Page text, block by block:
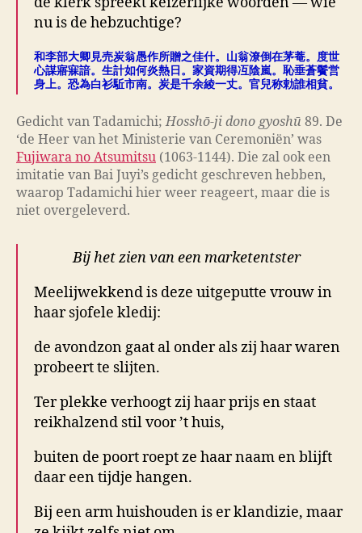
nu is de hebzuchtige?
和李部大卿見売炭翁愚作所贈之佳什。山翁潦倒在茅菴。度世
心謀寤寐諳。生計如何炎熱日。家資期得冱陰嵐。恥垂蒼鬢営
身上。恐為白衫駈市南。炭是千余綾一丈。官兒称勅誰相貧。
Gedicht van Tadamichi;Hosshō-ji dono gyoshū 89. De
‘de Heer van het Ministerie van Ceremoniën’ was
Fujiwara no Atsumitsu (1063-1144). Die zal ook een
imitatie van Bai Juyi’s gedicht geschreven hebben,
waarop Tadamichi hier weer reageert, maar die is
niet overgeleverd.
Bij het zien van een marketentster
Meelijwekkend is deze uitgeputte vrouw in
haar sjofele kledij:
de avondzon gaat al onder als zij haar waren
probeert te slijten.
Ter plekke verhoogt zij haar prijs en staat
reikhalzend stil voor ’t huis,
buiten de poort roept ze haar naam en blijft
daar een tijdje hangen.
Bij een arm huishouden is er klandizie, maar